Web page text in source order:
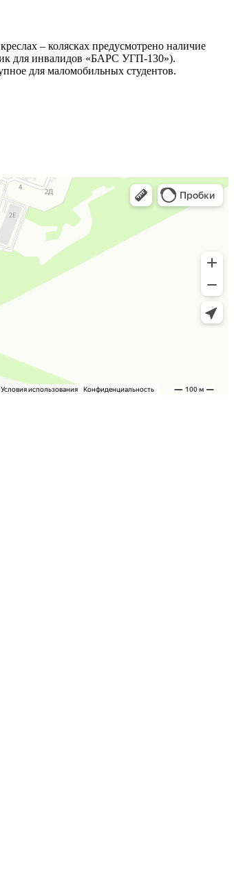
– колясках предусмотрено наличие
для инвалидов «БАРС УГП-130»).
для маломобильных студентов.